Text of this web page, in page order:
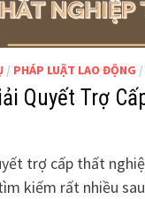
/ PHÁP LUẬT LAO ĐỘNG /
Quyết Trợ
trợ cấp thất
kiếm rất nhiều